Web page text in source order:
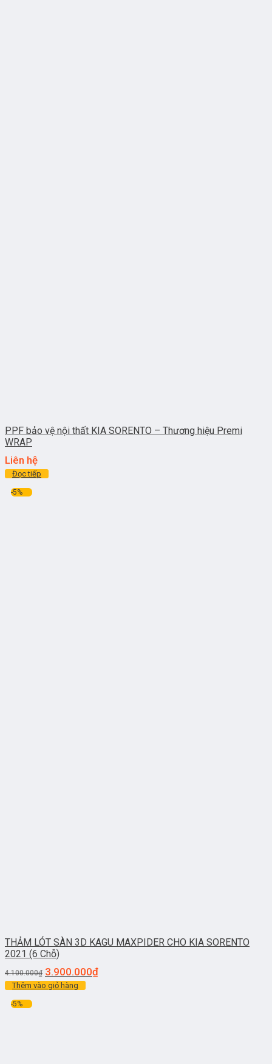
PPF bảo vệ nội thất KIA SORENTO – Thương hiệu Premi
WRAP
Liên hệ
Đọc tiếp
-5%
THẢM LÓT SÀN 3D KAGU MAXPIDER CHO KIA SORENTO
2021 (6 Chỗ)
4.100.000₫ 3.900.000₫
Thêm vào giỏ hàng
-5%